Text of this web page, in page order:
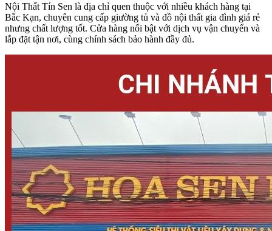
Nội Thất Tín Sen là địa chỉ quen thuộc với nhiều khách hàng tại
Bắc Kạn, chuyên cung cấp giường tủ và đồ nội thất gia đình giá rẻ
nhưng chất lượng tốt. Cửa hàng nổi bật với dịch vụ vận chuyển và
lắp đặt tận nơi, cùng chính sách bảo hành đầy đủ.